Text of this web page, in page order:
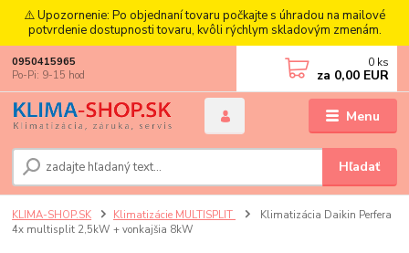
⚠️ Upozornenie: Po objednaní tovaru počkajte s úhradou na mailové
potvrdenie dostupnosti tovaru, kvôli rýchlym skladovým zmenám.
Menu
Hľadať
0950415965
Po-Pi: 9-15 hod
0 ks
za 0,00 EUR
KLIMA-SHOP.SK Klimatizácie MULTISPLIT
Klimatizácia Daikin Perfera
4x multisplit 2,5kW + vonkajšia 8kW